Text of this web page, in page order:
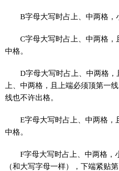
B字母大写时占上、中两格，
C字母大写时占上、中两格
中格。
D字母大写时占上、中两格
上、中两格，且上端必须顶第一
线也不许出格。
E字母大写时占上、中两格，
中格。
F字母大写时占上、中两格
（和大写字母一样），下端紧贴